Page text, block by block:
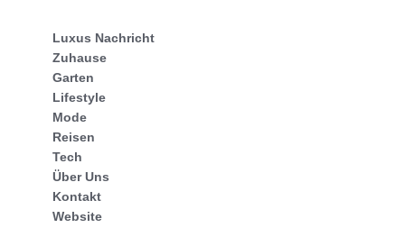
Luxus Nachricht
Zuhause
Garten
Lifestyle
Mode
Reisen
Tech
Über Uns
Kontakt
Website